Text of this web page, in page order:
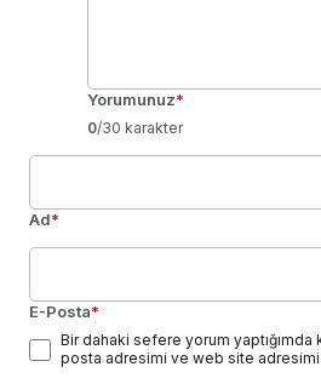
Yorumunuz*
0/30 karakter
Ad*
E-Posta*
Bir dahaki sefere yorum yaptığımda
posta adresimi ve web site adresimi